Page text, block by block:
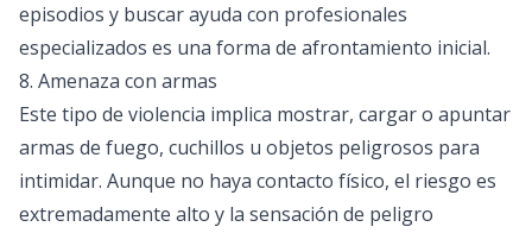
episodios y buscar ayuda con profesionales
especializados es una forma de afrontamiento inicial.
8. Amenaza con armas
Este tipo de violencia implica mostrar, cargar o apuntar
armas de fuego, cuchillos u objetos peligrosos para
intimidar. Aunque no haya contacto físico, el riesgo es
extremadamente alto y la sensación de peligro